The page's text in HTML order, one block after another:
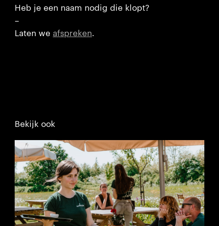
Heb je een naam nodig die klopt?
–
Laten we afspreken.
Bekijk ook